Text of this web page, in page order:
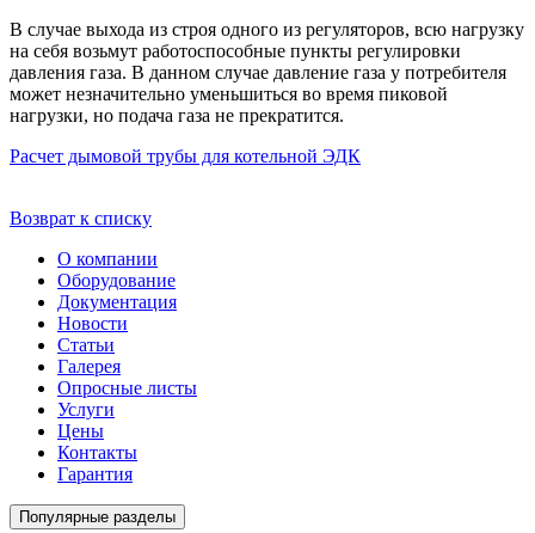
В случае выхода из строя одного из регуляторов, всю нагрузку
на себя возьмут работоспособные пункты регулировки
давления газа. В данном случае давление газа у потребителя
может незначительно уменьшиться во время пиковой
нагрузки, но подача газа не прекратится.
Расчет дымовой трубы для котельной ЭДК
Возврат к списку
О компании
Оборудование
Документация
Новости
Статьи
Галерея
Опросные листы
Услуги
Цены
Контакты
Гарантия
Популярные разделы